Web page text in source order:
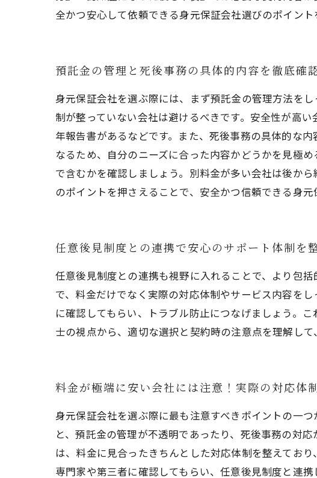
全かつ安心して依頼できる身元保証会社選びのポイン
預託金の管理と死後事務の具体的内容を徹底確
身元保証会社を選ぶ際には、まず預託金の管理方法を
制が整っていない会社は避けるべきです。安全性が高
年報告書があるなどです。また、死後事務の具体的な
なるため、自分のニーズに合った内容かどうかを見極
で含むかを確認しましょう。別料金が多い会社は後か
のポイントを押さえることで、安全かつ信頼できる身元
任意後見制度との連携で安心のサポート体制を
任意後見制度との連携も視野に入れることで、より包
で、料金だけでなく実際の対応体制やサービス内容を
に確認してもらい、トラブル防止につなげましょう。
士の視点から、適切な選択と契約時の注意点を理解して
料金が極端に安い会社には注意！実際の対応体
身元保証会社を選ぶ際に最も注意すべきポイントの一
と、預託金の管理が不透明であったり、死後事務の対
は、料金に見合ったきちんとした対応体制を整えてお
専門家や第三者に確認してもらい、任意後見制度と連